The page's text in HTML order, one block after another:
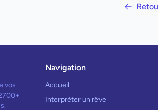
vos
Navigation
Accueil
Interpréter un rêve